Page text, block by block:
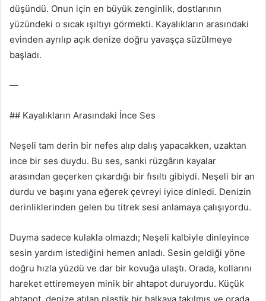
düşündü. Onun için en büyük zenginlik, dostlarının
yüzündeki o sıcak ışıltıyı görmekti. Kayalıkların arasındaki
evinden ayrılıp açık denize doğru yavaşça süzülmeye
başladı.
—
## Kayalıkların Arasındaki İnce Ses
Neşeli tam derin bir nefes alıp dalış yapacakken, uzaktan
ince bir ses duydu. Bu ses, sanki rüzgârın kayalar
arasından geçerken çıkardığı bir fısıltı gibiydi. Neşeli bir an
durdu ve başını yana eğerek çevreyi iyice dinledi. Denizin
derinliklerinden gelen bu titrek sesi anlamaya çalışıyordu.
Duyma sadece kulakla olmazdı; Neşeli kalbiyle dinleyince
sesin yardım istediğini hemen anladı. Sesin geldiği yöne
doğru hızla yüzdü ve dar bir kovuğa ulaştı. Orada, kollarını
hareket ettiremeyen minik bir ahtapot duruyordu. Küçük